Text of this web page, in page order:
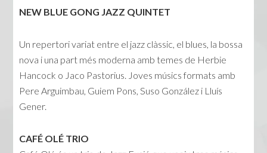
NEW BLUE GONG JAZZ QUINTET
Un repertori variat entre el jazz clàssic, el blues, la bossa
nova i una part més moderna amb temes de Herbie
Hancock o Jaco Pastorius. Joves músics formats amb
Pere Arguimbau, Guiem Pons, Suso González i Lluís
Gener.
CAFÉ OLÉ TRIO